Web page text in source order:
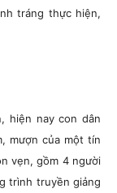
tráng thực hiện,
hiện nay con dân
mượn của một tín
vẹn, gồm 4 người
trình truyền giảng